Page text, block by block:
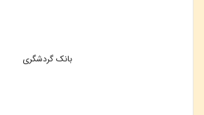
بانک گردشگری